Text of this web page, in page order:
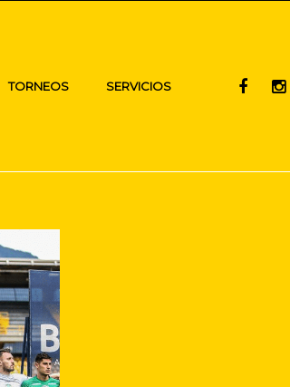
TORNEOS SERVICIOS